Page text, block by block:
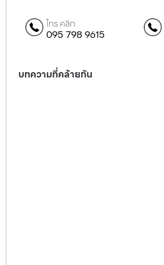
โทร คลิก
095 798 9615
บทความที่คล้ายกัน